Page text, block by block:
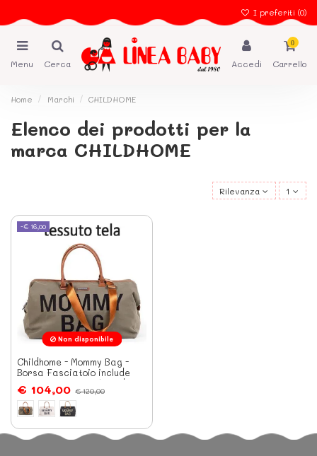
I preferiti (0)
Menu Cerca Accedi
0
Carrello
Home Marchi CHILDHOME
Elenco dei prodotti per la
marca CHILDHOME
Rilevanza 1
-€ 16,00
Non disponibile
Childhome - Mommy Bag -
Borsa Fasciatoio include
materassino per il cambio
€ 104,00 € 120,00